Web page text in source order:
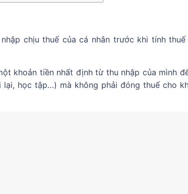
chịu thuế của cá nhân trước khi tính thuế
khoản tiền nhất định từ thu nhập của mình
học tập…) mà không phải đóng thuế cho